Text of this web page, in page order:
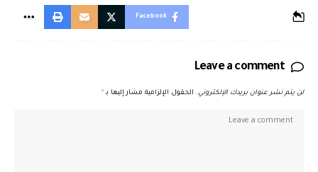
Facebook
Leave a comment
لن يتم نشر عنوان بريدك الإلكتروني. الحقول الإلزامية مشار إليها بـ *